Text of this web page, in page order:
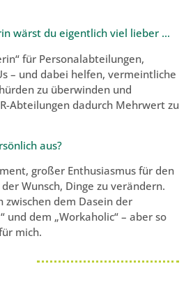
wärst du eigentlich viel lieber …
für Personalabteilungen,
– und dabei helfen, vermeintliche
zu überwinden und
Abteilungen dadurch Mehrwert zu
aus?
großer Enthusiasmus für den
Wunsch, Dinge zu verändern.
zwischen dem Dasein der
und dem „Workaholic“ – aber so
mich.